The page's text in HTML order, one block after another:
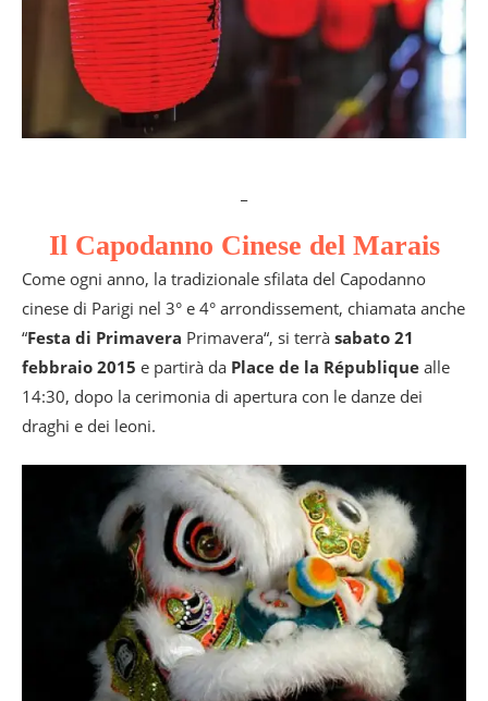
Il Capodanno Cinese del Marais
Come ogni anno, la tradizionale sfilata del Capodanno
cinese di Parigi nel 3° e 4° arrondissement, chiamata anche
“Festa di Primavera Primavera“, si terrà sabato 21
febbraio 2015 e partirà da Place de la République alle
14:30, dopo la cerimonia di apertura con le danze dei
draghi e dei leoni.